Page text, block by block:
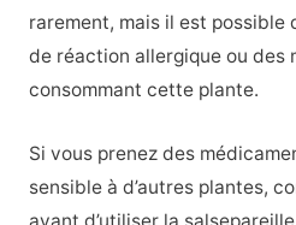
rarement, mais il est possible
de réaction allergique ou des
consommant cette plante.
Si vous prenez des
sensible à d’autres plantes,